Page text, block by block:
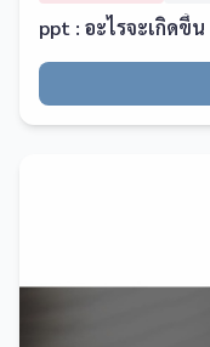
ppt : อะไรจะเกิดขึ้